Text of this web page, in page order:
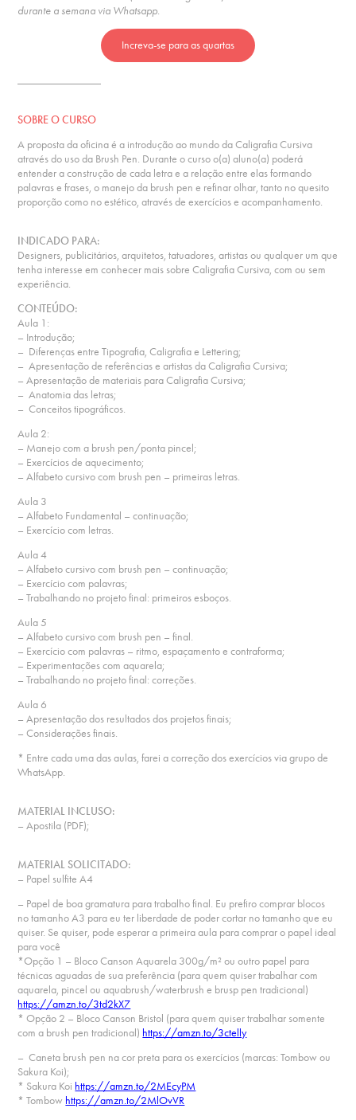
durante a semana via Whatsapp.
Increva-se para as quartas
SOBRE O CURSO
A proposta da oficina é a introdução ao mundo da Caligrafia Cursiva
através do uso da Brush Pen. Durante o curso o(a) aluno(a) poderá
entender a construção de cada letra e a relação entre elas formando
palavras e frases, o manejo da brush pen e refinar olhar, tanto no quesito
proporção como no estético, através de exercícios e acompanhamento.
INDICADO PARA:
Designers, publicitários, arquitetos, tatuadores, artistas ou qualquer um que
tenha interesse em conhecer mais sobre Caligrafia Cursiva, com ou sem
experiência.
CONTEÚDO:
Aula 1:
– Introdução;
– Diferenças entre Tipografia, Caligrafia e Lettering;
– Apresentação de referências e artistas da Caligrafia Cursiva;
– Apresentação de materiais para Caligrafia Cursiva;
– Anatomia das letras;
– Conceitos tipográficos.
Aula 2:
– Manejo com a brush pen/ponta pincel;
– Exercícios de aquecimento;
– Alfabeto cursivo com brush pen – primeiras letras.
Aula 3
– Alfabeto Fundamental – continuação;
– Exercício com letras.
Aula 4
– Alfabeto cursivo com brush pen – continuação;
– Exercício com palavras;
– Trabalhando no projeto final: primeiros esboços.
Aula 5
– Alfabeto cursivo com brush pen – final.
– Exercício com palavras – ritmo, espaçamento e contraforma;
– Experimentações com aquarela;
– Trabalhando no projeto final: correções.
Aula 6
– Apresentação dos resultados dos projetos finais;
– Considerações finais.
* Entre cada uma das aulas, farei a correção dos exercícios via grupo de
WhatsApp.
MATERIAL INCLUSO:
– Apostila (PDF);
MATERIAL SOLICITADO:
– Papel sulfite A4
– Papel de boa gramatura para trabalho final. Eu prefiro comprar blocos
no tamanho A3 para eu ter liberdade de poder cortar no tamanho que eu
quiser. Se quiser, pode esperar a primeira aula para comprar o papel ideal
para você
*Opção 1 – Bloco Canson Aquarela 300g/m² ou outro papel para
técnicas aguadas de sua preferência (para quem quiser trabalhar com
aquarela, pincel ou aquabrush/waterbrush e brusp pen tradicional)
https://amzn.to/3td2kX7
* Opção 2 – Bloco Canson Bristol (para quem quiser trabalhar somente
com a brush pen tradicional) https://amzn.to/3ctelly
– Caneta brush pen na cor preta para os exercícios (marcas: Tombow ou
Sakura Koi);
* Sakura Koi https://amzn.to/2MEcyPM
* Tombow https://amzn.to/2MlOvVR